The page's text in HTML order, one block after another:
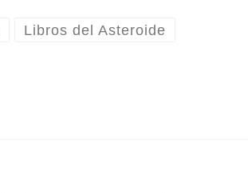
Libros del Asteroide